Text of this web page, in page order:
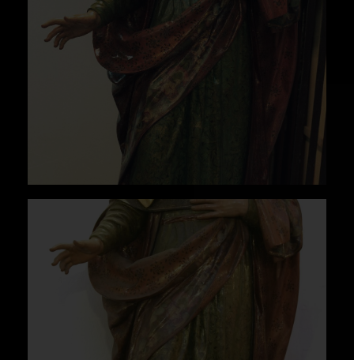
1997).
Solís, A. de, Los dos espejos. Historia de la
Casa Profesa de la Compañía de Jesús de
Sevilla durante sus dos primeros siglos
(1550-1767) (Fundación FOCUS Avengoa.,
Sevilla, 2010).
Falcón Márquez, T., et alii., Universidad de
Sevilla. Patrimonio monumental y artístico.
(Sevilla, 1986).